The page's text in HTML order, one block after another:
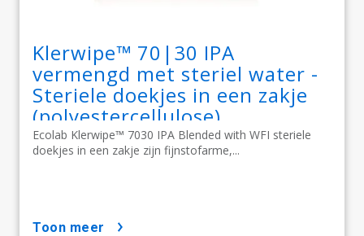
Klerwipe™ 70|30 IPA
vermengd met steriel water -
Steriele doekjes in een zakje
(polyestercellulose)
Ecolab Klerwipe™ 7030 IPA Blended with WFI steriele
doekjes in een zakje zijn fijnstofarme,...
toon meer